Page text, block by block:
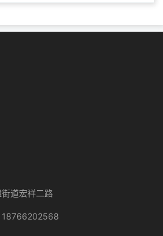
道宏祥二路
18766202568